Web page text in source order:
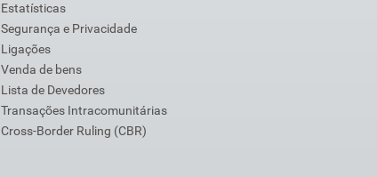
Estatísticas
Segurança e Privacidade
Ligações
Venda de bens
Lista de Devedores
Transações Intracomunitárias
Cross-Border Ruling (CBR)